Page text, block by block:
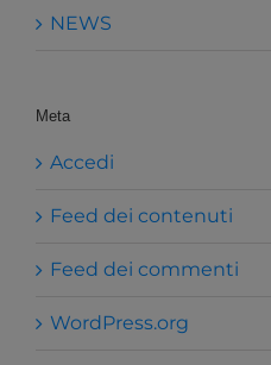
NEWS
Meta
Accedi
Feed dei contenuti
Feed dei commenti
WordPress.org